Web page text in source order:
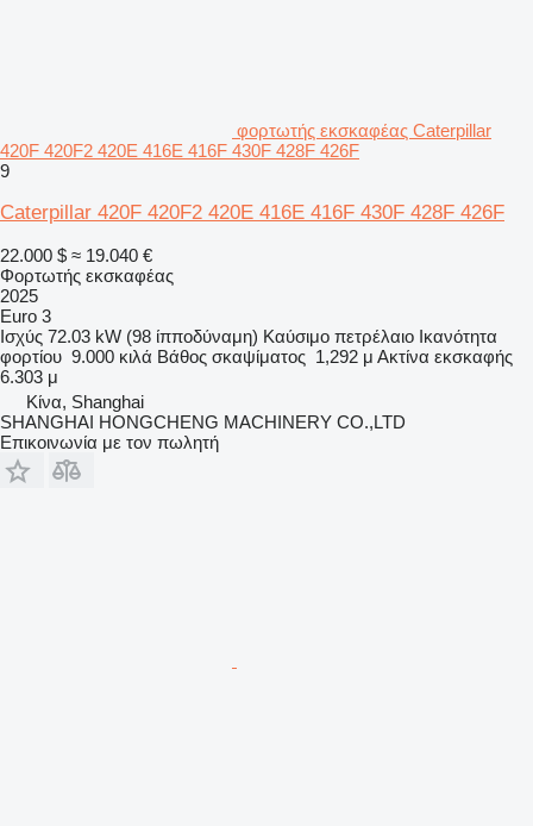
φορτωτής εκσκαφέας Caterpillar
420F 420F2 420E 416E 416F 430F 428F 426F
9
Caterpillar 420F 420F2 420E 416E 416F 430F 428F 426F
22.000 $ ≈ 19.040 €
Φορτωτής εκσκαφέας
2025
Euro 3
Ισχύς 72.03 kW (98 ίπποδύναμη) Καύσιμο πετρέλαιο Ικανότητα
φορτίου 9.000 κιλά Βάθος σκαψίματος 1,292 μ Ακτίνα εκσκαφής
6.303 μ
Κίνα, Shanghai
SHANGHAI HONGCHENG MACHINERY CO.,LTD
Επικοινωνία με τον πωλητή